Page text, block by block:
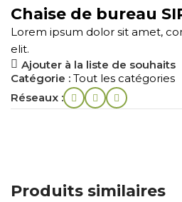
Chaise de bureau
Lorem ipsum dolor sit amet,
elit.
Ajouter à la liste de souhaits
Catégorie : Tout les catégories
Réseaux :
Produits similaires